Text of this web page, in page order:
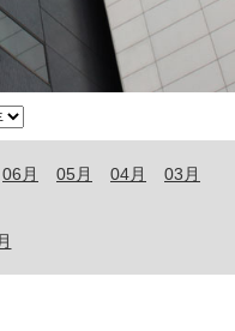
06月 05月 04月 03月